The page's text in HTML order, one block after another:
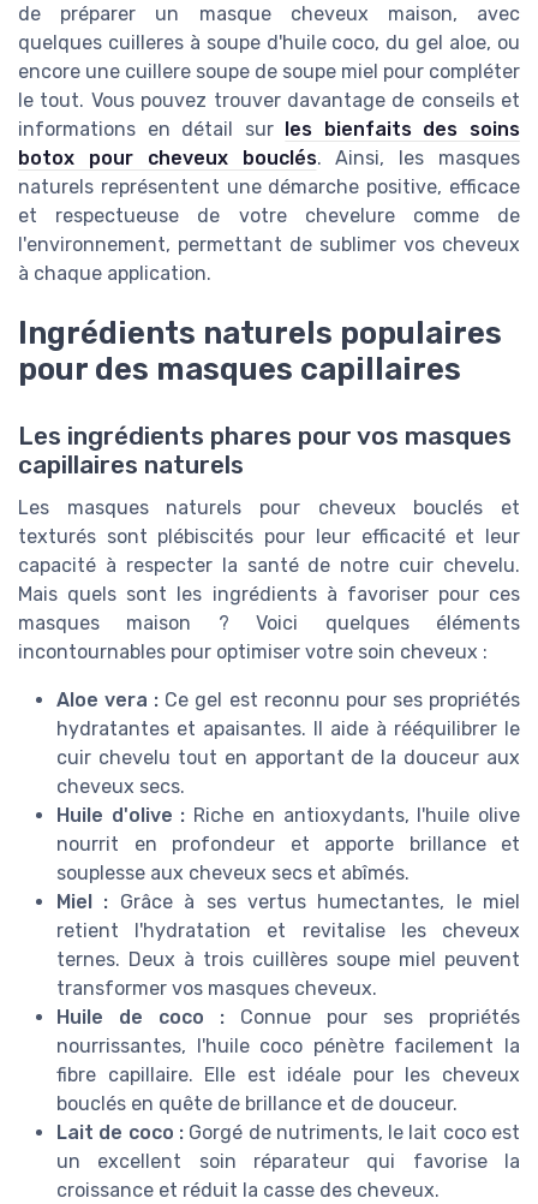
de préparer un masque cheveux maison, avec
quelques cuilleres à soupe d'huile coco, du gel aloe, ou
encore une cuillere soupe de soupe miel pour compléter
le tout. Vous pouvez trouver davantage de conseils et
informations en détail sur les bienfaits des soins
botox pour cheveux bouclés. Ainsi, les masques
naturels représentent une démarche positive, efficace
et respectueuse de votre chevelure comme de
l'environnement, permettant de sublimer vos cheveux
à chaque application.
Ingrédients naturels populaires
pour des masques capillaires
Les ingrédients phares pour vos masques
capillaires naturels
Les masques naturels pour cheveux bouclés et
texturés sont plébiscités pour leur efficacité et leur
capacité à respecter la santé de notre cuir chevelu.
Mais quels sont les ingrédients à favoriser pour ces
masques maison ? Voici quelques éléments
incontournables pour optimiser votre soin cheveux :
Aloe vera : Ce gel est reconnu pour ses propriétés
hydratantes et apaisantes. Il aide à rééquilibrer le
cuir chevelu tout en apportant de la douceur aux
cheveux secs.
Huile d'olive : Riche en antioxydants, l'huile olive
nourrit en profondeur et apporte brillance et
souplesse aux cheveux secs et abîmés.
Miel : Grâce à ses vertus humectantes, le miel
retient l'hydratation et revitalise les cheveux
ternes. Deux à trois cuillères soupe miel peuvent
transformer vos masques cheveux.
Huile de coco : Connue pour ses propriétés
nourrissantes, l'huile coco pénètre facilement la
fibre capillaire. Elle est idéale pour les cheveux
bouclés en quête de brillance et de douceur.
Lait de coco :Gorgé de nutriments, le lait coco est
un excellent soin réparateur qui favorise la
croissance et réduit la casse des cheveux.